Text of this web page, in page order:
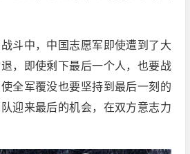
斗中，中国志愿军即使遭到了大
，即使剩下最后一个人，也要战
全军覆没也要坚持到最后一刻的
迎来最后的机会，在双方意志力